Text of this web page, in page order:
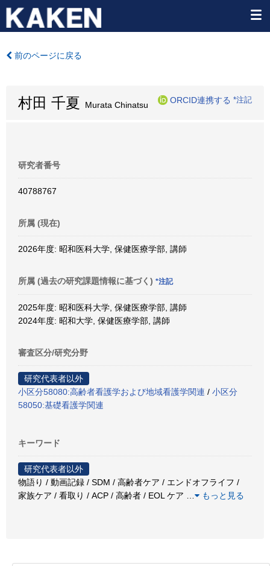
前のページに戻る
村田 千夏 Murata Chinatsu
ORCID連携する *注記
研究者番号
40788767
所属 (現在)
2026年度: 昭和医科大学, 保健医療学部, 講師
所属 (過去の研究課題情報に基づく) *注記
2025年度: 昭和医科大学, 保健医療学部, 講師
2024年度: 昭和大学, 保健医療学部, 講師
審査区分/研究分野
研究代表者以外
小区分58080:高齢者看護学および地域看護学関連 / 小区分
58050:基礎看護学関連
キーワード
研究代表者以外
物語り / 動画記録 / SDM / 高齢者ケア / エンドオフライフ /
家族ケア / 看取り / ACP / 高齢者 / EOL ケア
もっと見る